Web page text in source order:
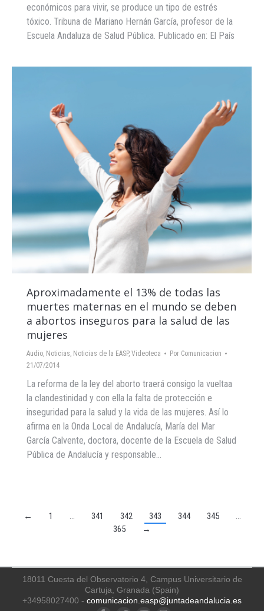
económicos para vivir, se produce un tipo de estrés
tóxico. Tribuna de Mariano Hernán García, profesor de la
Escuela Andaluza de Salud Pública. Publicado en: El País
Aproximadamente el 13% de todas las
muertes maternas en el mundo se deben
a abortos inseguros para la salud de las
mujeres
Audio, Noticias, Noticias de la EASP, Videoteca Por Comunicacion
21/07/2014
La reforma de la ley del aborto traerá consigo la vueltaa
la clandestinidad y con ella la falta de protección e
inseguridad para la salud y la vida de las mujeres. Así lo
afirma en la Onda Local de Andalucía, María del Mar
García Calvente, doctora, docente de la Escuela de Salud
Pública de Andalucía y responsable…
← 1 … 341 342 343 344 345
…
365
→
18011 Cuesta del Observatorio 4, Campus Universitario de
Cartuja, Granada (Spain)
+34958027400 - comunicacion.easp@juntadeandalucia.es